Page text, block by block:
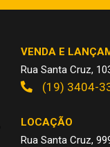
VENDA E
Rua Santa Cruz,
(19) 3404-
LOCAÇÃO
Rua Santa Cruz,